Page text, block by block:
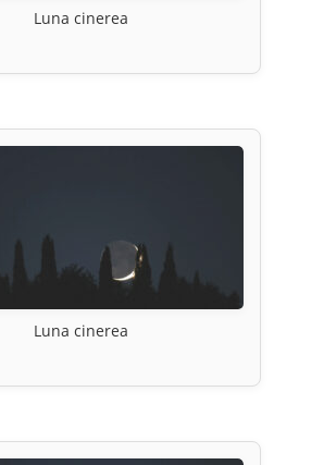
Luna cinerea
Luna cinerea